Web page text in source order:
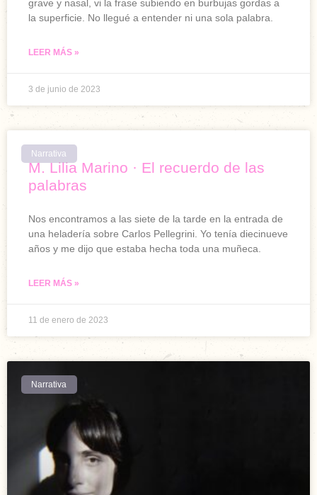
grave y nasal, vi la frase subiendo en burbujas gordas a
la superficie. No llegué a entender ni una sola palabra.
LEER MÁS »
3 de junio de 2023
Narrativa
M. Lilia Marino · El recuerdo de las
palabras
Nos encontramos a las siete de la tarde en la entrada de
una heladería sobre Carlos Pellegrini. Yo tenía diecinueve
años y me dijo que estaba hecha toda una muñeca.
LEER MÁS »
11 de enero de 2023
Narrativa